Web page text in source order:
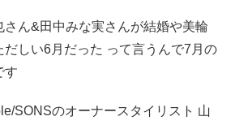
さん&田中みな実さんが結婚や美輪
だしい6月だった って言うんで7月の
す
SONSのオーナースタイリスト 山